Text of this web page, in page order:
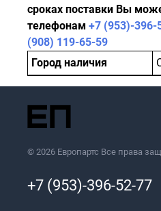
сроках поставки Вы
телефонам +7 (953)-396-
(908) 119-65-59
Город наличия
© 2026 Европартс Все права
+7 (953)-396-52-77